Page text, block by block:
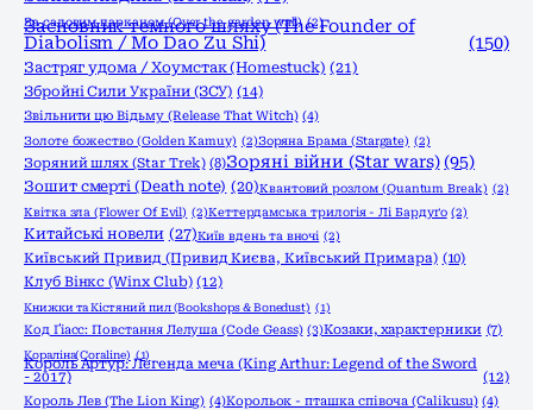
За садовим парканом (Over the garden wall) (2)
Засновник темного шляху (The Founder of
Diabolism / Mo Dao Zu Shi) (150)
Застряг удома / Хоумстак (Homestuck) (21)
Збройні Сили України (ЗСУ) (14)
Звільнити цю Відьму (Release That Witch) (4)
Золоте божество (Golden Kamuy) (2)Зоряна Брама (Stargate) (2)
Зоряний шлях (Star Trek) (8)Зоряні війни (Star wars) (95)
Зошит смерті (Death note) (20)Квантовий розлом (Quantum Break) (2)
Квітка зла (Flower Of Evil) (2)Кеттердамська трилогія - Лі Бардуґо (2)
Китайські новели (27)Київ вдень та вночі (2)
Київський Привид (Привид Києва, Київський Примара) (10)
Клуб Вінкс (Winx Club) (12)
Книжки та Кістяний пил (Bookshops & Bonedust) (1)
Код Ґіасс: Повстання Лелуша (Code Geass) (3)Козаки, характерники (7)
Кораліна(Coraline) (1)
Король Артур: Легенда меча (King Arthur: Legend of the Sword
- 2017) (12)
Король Лев (The Lion King) (4)Корольок - пташка співоча (Calikusu) (4)